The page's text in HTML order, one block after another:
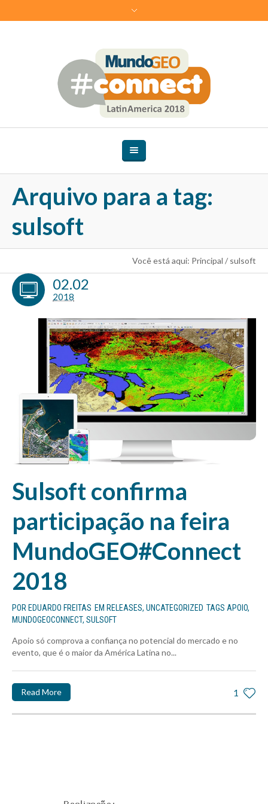
Arquivo para a tag:
sulsoft
Você está aqui: Principal / sulsoft
02.02
2018
Sulsoft confirma
participação na feira
MundoGEO#Connect
2018
POR EDUARDO FREITAS EM RELEASES, UNCATEGORIZED TAGS APOIO,
MUNDOGEOCONNECT, SULSOFT
Apoio só comprova a confiança no potencial do mercado e no
evento, que é o maior da América Latina no...
1
Read More